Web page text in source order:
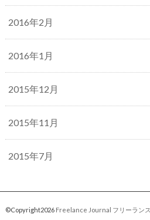
2016年2月
2016年1月
2015年12月
2015年11月
2015年7月
©Copyright2026 Freelance Journal フリーラン